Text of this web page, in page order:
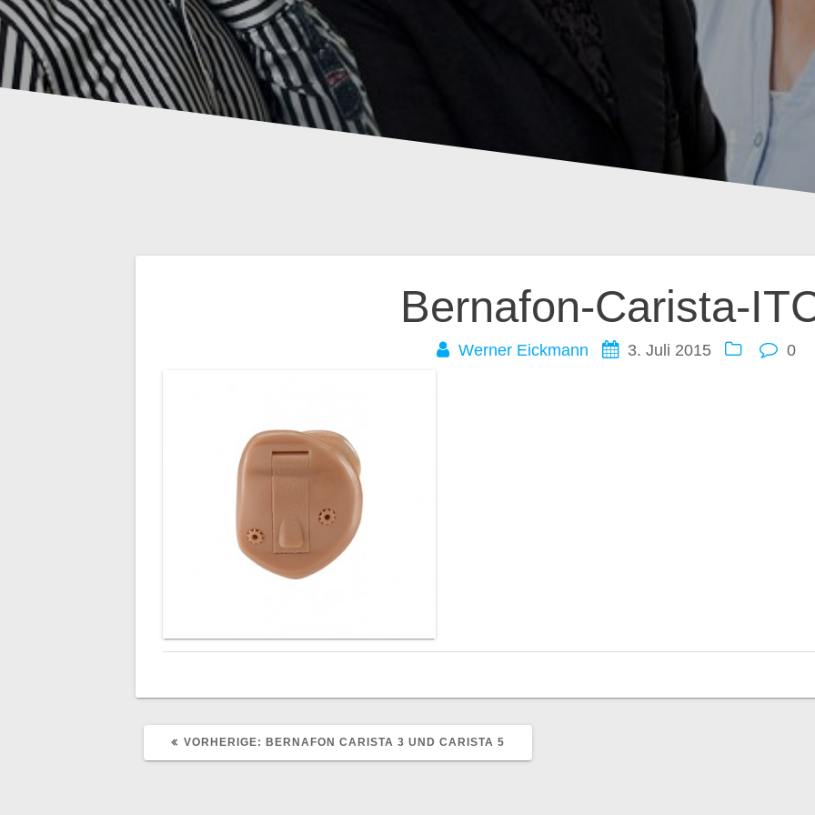
Bernafon-Carista-
Werner Eickmann 3. Juli 2015 0
Beitragsnavigation
VORHERIGE: VORHERIGER
BERNAFON CARISTA 3 UND CARISTA 5